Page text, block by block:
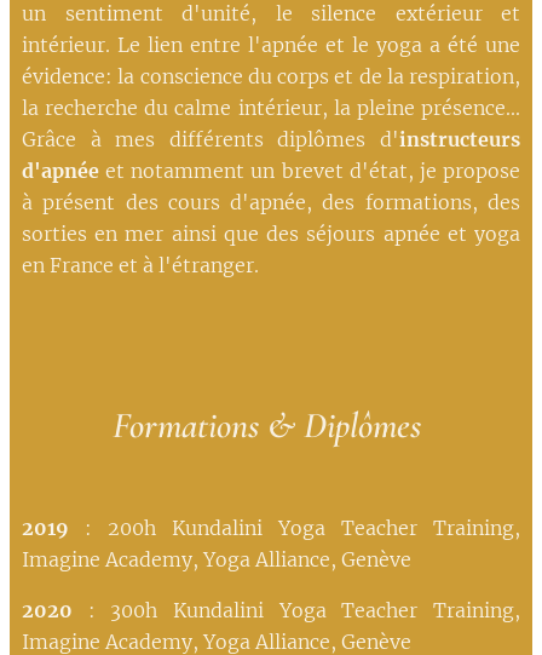
un sentiment d'unité, le silence extérieur et
intérieur. Le lien entre l'apnée et le yoga a été une
évidence: la conscience du corps et de la respiration,
la recherche du calme intérieur, la pleine présence...
Grâce à mes différents diplômes d'instructeurs
d'apnée et notamment un brevet d'état, je propose
à présent des cours d'apnée, des formations, des
sorties en mer ainsi que des séjours apnée et yoga
en France et à l'étranger.
Formations & Diplômes
2019 : 200h Kundalini Yoga Teacher Training,
Imagine Academy, Yoga Alliance, Genève
2020
: 300h Kundalini Yoga Teacher Training,
Imagine Academy, Yoga Alliance, Genève